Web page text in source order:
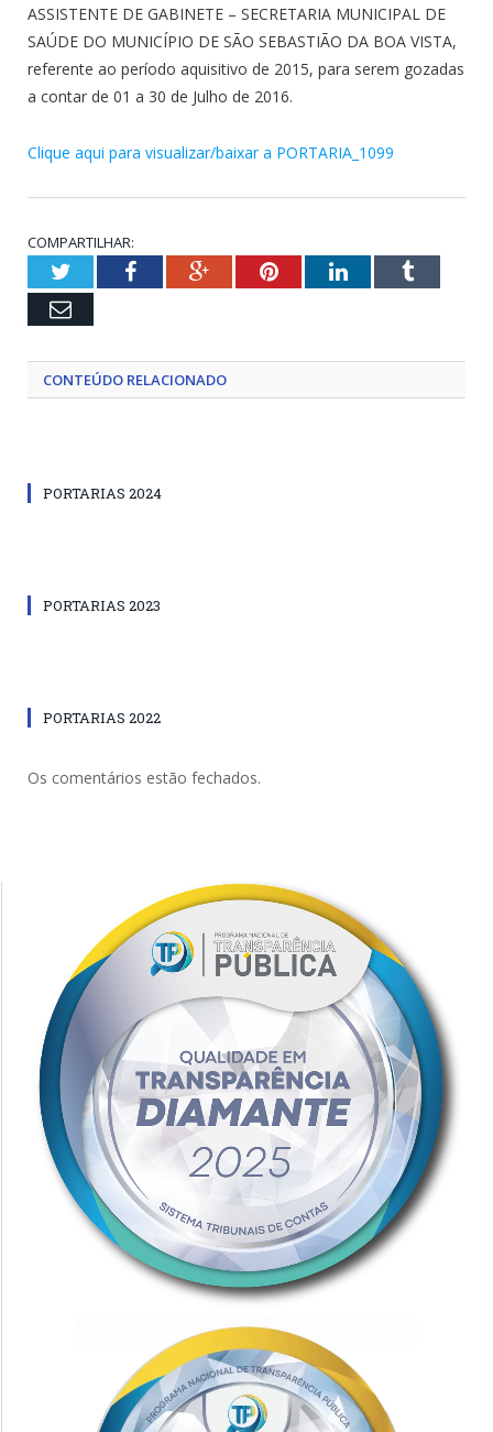
ASSISTENTE DE GABINETE – SECRETARIA MUNICIPAL DE
SAÚDE DO MUNICÍPIO DE SÃO SEBASTIÃO DA BOA VISTA,
referente ao período aquisitivo de 2015, para serem gozadas
a contar de 01 a 30 de Julho de 2016.
Clique aqui para visualizar/baixar a PORTARIA_1099
COMPARTILHAR:
TwitterFacebookGoogle+PinterestLinkedInTumblr
Email
CONTEÚDO RELACIONADO
PORTARIAS 2024
PORTARIAS 2023
PORTARIAS 2022
Os comentários estão fechados.